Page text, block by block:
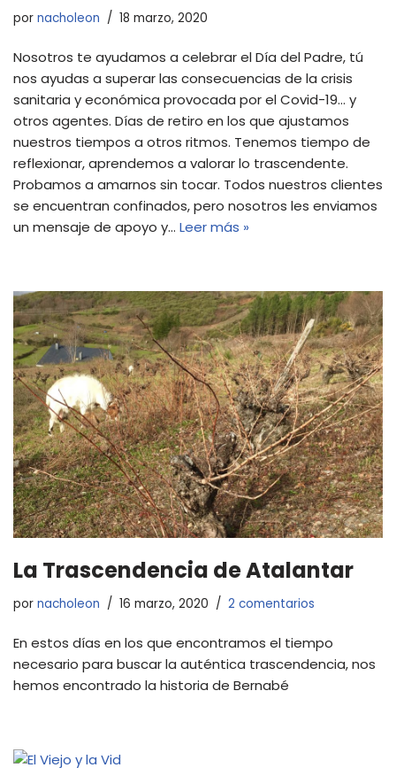
por nacholeon 18 marzo, 2020
Nosotros te ayudamos a celebrar el Día del Padre, tú
nos ayudas a superar las consecuencias de la crisis
sanitaria y económica provocada por el Covid-19… y
otros agentes. Días de retiro en los que ajustamos
nuestros tiempos a otros ritmos. Tenemos tiempo de
reflexionar, aprendemos a valorar lo trascendente.
Probamos a amarnos sin tocar. Todos nuestros clientes
se encuentran confinados, pero nosotros les enviamos
un mensaje de apoyo y… Leer más »
La Trascendencia de Atalantar
por nacholeon 16 marzo, 2020 2 comentarios
En estos días en los que encontramos el tiempo
necesario para buscar la auténtica trascendencia, nos
hemos encontrado la historia de Bernabé